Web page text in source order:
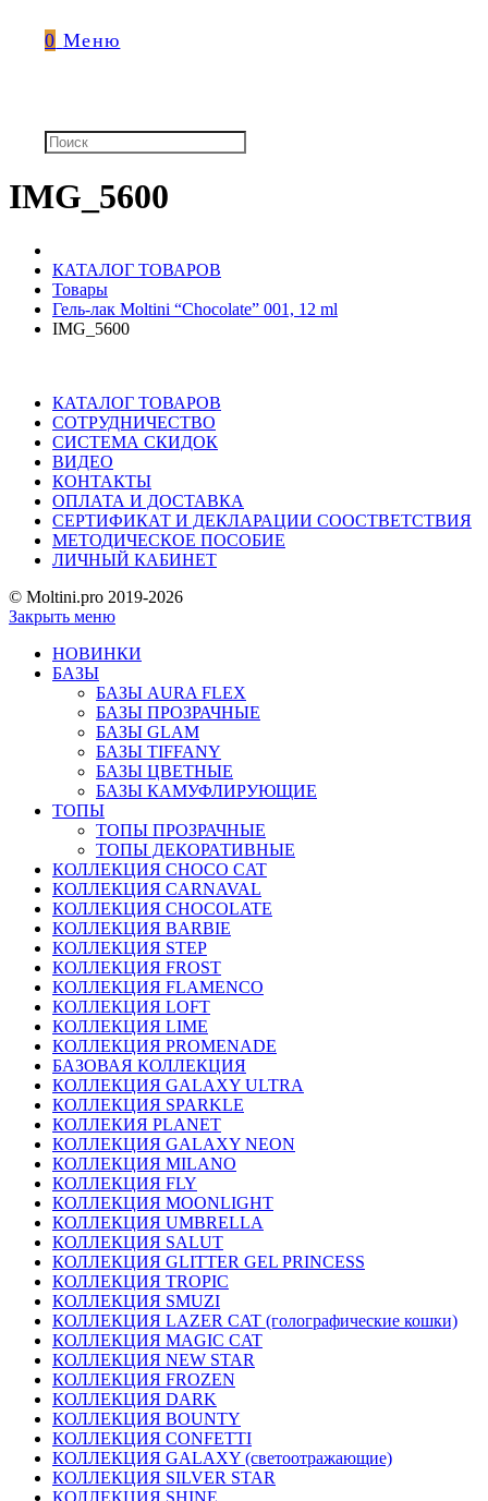
0 Меню
IMG_5600
КАТАЛОГ ТОВАРОВ
Товары
Гель-лак Moltini “Chocolate” 001, 12 ml
IMG_5600
КАТАЛОГ ТОВАРОВ
СОТРУДНИЧЕСТВО
СИСТЕМА СКИДОК
ВИДЕО
КОНТАКТЫ
ОПЛАТА И ДОСТАВКА
СЕРТИФИКАТ И ДЕКЛАРАЦИИ СООСТВЕТСТВИЯ
МЕТОДИЧЕСКОЕ ПОСОБИЕ
ЛИЧНЫЙ КАБИНЕТ
© Moltini.pro 2019-2026
Закрыть меню
НОВИНКИ
БАЗЫ
БАЗЫ AURA FLEX
БАЗЫ ПРОЗРАЧНЫЕ
БАЗЫ GLAM
БАЗЫ TIFFANY
БАЗЫ ЦВЕТНЫЕ
БАЗЫ КАМУФЛИРУЮЩИЕ
ТОПЫ
ТОПЫ ПРОЗРАЧНЫЕ
ТОПЫ ДЕКОРАТИВНЫЕ
КОЛЛЕКЦИЯ CHOCO CAT
КОЛЛЕКЦИЯ CARNAVAL
КОЛЛЕКЦИЯ CHOCOLATE
КОЛЛЕКЦИЯ BARBIE
КОЛЛЕКЦИЯ STEP
КОЛЛЕКЦИЯ FROST
КОЛЛЕКЦИЯ FLAMENCO
КОЛЛЕКЦИЯ LOFT
КОЛЛЕКЦИЯ LIME
КОЛЛЕКЦИЯ PROMENADE
БАЗОВАЯ КОЛЛЕКЦИЯ
КОЛЛЕКЦИЯ GALAXY ULTRA
КОЛЛЕКЦИЯ SPARKLE
КОЛЛЕКИЯ PLANET
КОЛЛЕКЦИЯ GALAXY NEON
КОЛЛЕКЦИЯ MILANO
КОЛЛЕКЦИЯ FLY
КОЛЛЕКЦИЯ MOONLIGHT
КОЛЛЕКЦИЯ UMBRELLA
КОЛЛЕКЦИЯ SALUT
КОЛЛЕКЦИЯ GLITTER GEL PRINCESS
КОЛЛЕКЦИЯ TROPIC
КОЛЛЕКЦИЯ SMUZI
КОЛЛЕКЦИЯ LAZER CAT (голографические кошки)
КОЛЛЕКЦИЯ MAGIC CAT
КОЛЛЕКЦИЯ NEW STAR
КОЛЛЕКЦИЯ FROZEN
КОЛЛЕКЦИЯ DARK
КОЛЛЕКЦИЯ BOUNTY
КОЛЛЕКЦИЯ CONFETTI
КОЛЛЕКЦИЯ GALAXY (светоотражающие)
КОЛЛЕКЦИЯ SILVER STAR
КОЛЛЕКЦИЯ SHINE